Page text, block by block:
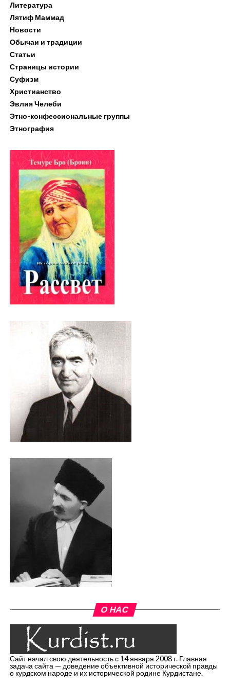
Литература
Лятиф Маммад
Новости
Обычаи и традиции
Статьи
Страницы истории
Суфизм
Христианство
Эвлия Челеби
Этно-конфессиональные группы
Этнография
О НАС
Сайт начал свою деятельность с 14 января 2008 г. Главная
задача сайта — доведение объективной исторической правды
о курдском народе и их исторической родине Курдистане.